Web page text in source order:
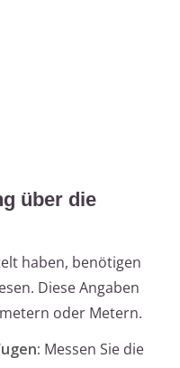
über die
haben, benötigen
Diese Angaben
oder Metern.
Messen Sie die